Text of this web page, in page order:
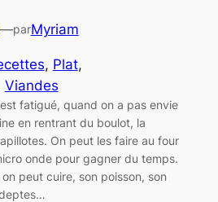
—parMyriam
, Plat
Viandes
est fatigué, quand on a pas envie
en rentrant du boulot, la
On peut les faire au four
onde pour gagner du temps.
peut cuire, son poisson, son